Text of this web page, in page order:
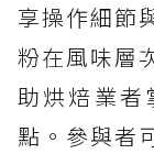
享操作細節
粉在風味層
助烘焙業者
點。參與者